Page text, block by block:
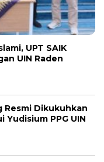
UPT SAIK
UIN Raden
Resmi Dikukuhkan
PPG UIN